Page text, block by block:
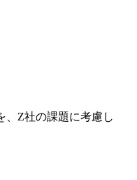
、Z社の課題に考慮し